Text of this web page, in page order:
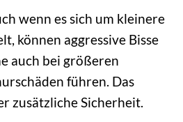
wenn es sich um kleinere
können aggressive Bisse
auch bei größeren
führen. Das
zusätzliche Sicherheit.